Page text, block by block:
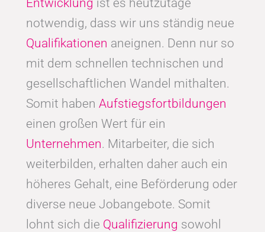
notwendig, dass wir uns ständig neue
Qualifikationen aneignen. Denn nur so
mit dem schnellen technischen und
gesellschaftlichen Wandel mithalten.
Somit haben Aufstiegsfortbildungen
einen großen Wert für ein
Unternehmen. Mitarbeiter, die sich
weiterbilden, erhalten daher auch ein
höheres Gehalt, eine Beförderung oder
diverse neue Jobangebote. Somit
lohnt sich die Qualifizierung sowohl